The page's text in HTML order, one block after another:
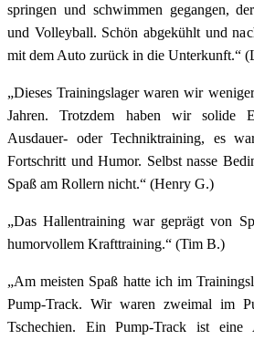
springen und schwimmen gegangen,
und Volleyball. Schön abgekühlt und
mit dem Auto zurück in die Unterkunft.“
„Dieses Trainingslager waren wir
Jahren. Trotzdem haben wir solide
Ausdauer- oder Techniktraining, es
Fortschritt und Humor. Selbst nasse
Spaß am Rollern nicht.“ (Henry G.)
„Das Hallentraining war geprägt von
humorvollem Krafttraining.“ (Tim B.)
„Am meisten Spaß hatte ich im
Pump-Track. Wir waren zweimal im
Tschechien. Ein Pump-Track ist eine